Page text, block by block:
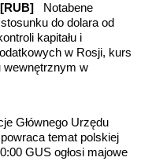
[RUB] Notabene
do dolara od
kapitału i
w Rosji, kurs
wewnętrznym w
Głównego Urzędu
temat polskiej
GUS ogłosi majowe